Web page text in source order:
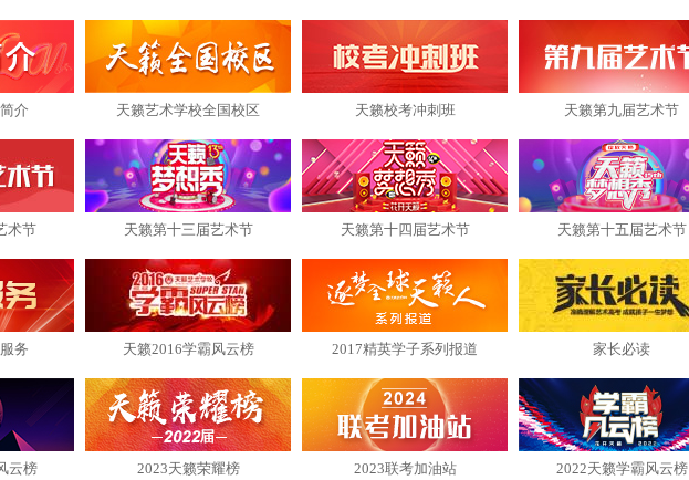
介 天籁艺术学校全国校区 天籁校考冲刺班 天籁第九届艺术节
术节 天籁第十三届艺术节 天籁第十四届艺术节 天籁第十五届艺术节
务 天籁2016学霸风云榜 2017精英学子系列报道 家长必读
云榜 2023天籁荣耀榜 2023联考加油站 2022天籁学霸风云榜